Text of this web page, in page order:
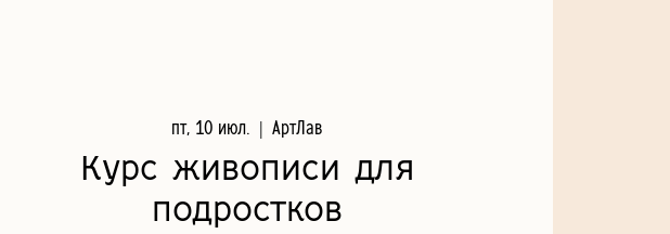
пт, 10 июл.
  |
АртЛав
Курс живописи для
подростков